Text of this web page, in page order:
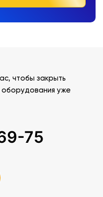
чтобы закрыть
оборудования уже
75